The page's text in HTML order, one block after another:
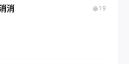
消
19